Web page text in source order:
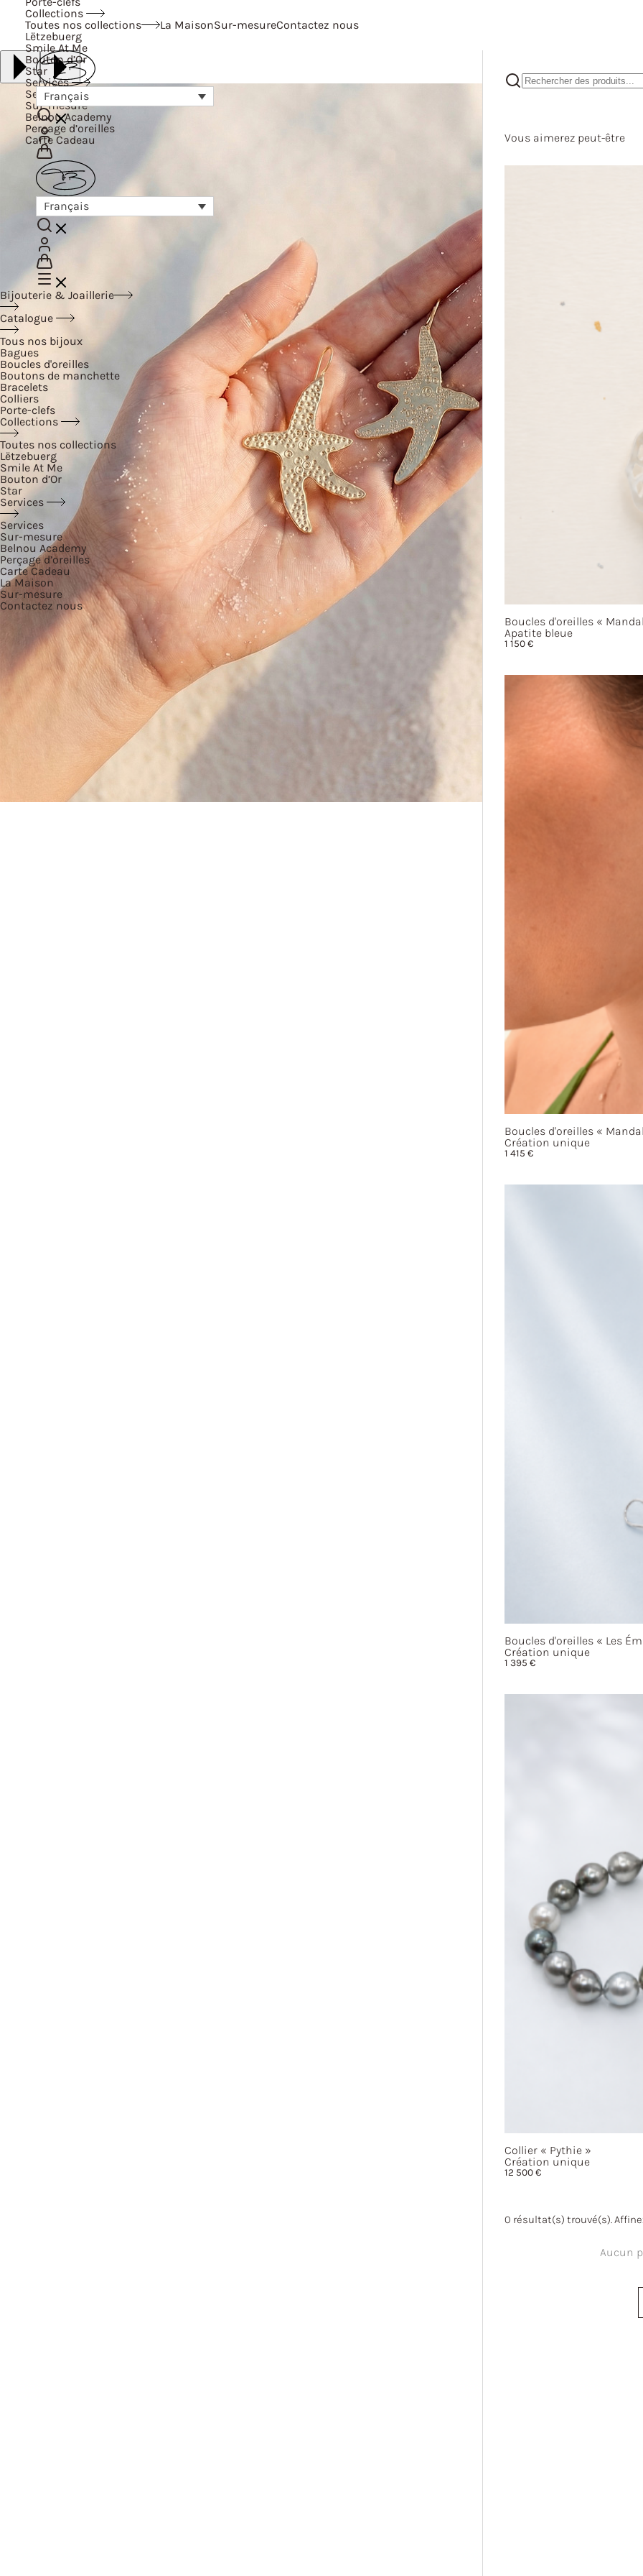
Collections
Toutes nos collections
Lëtzebuerg
Smile At Me
Bouton d’Or
Star
Services
Services
Sur-mesure
Belnou Academy
Perçage d’oreilles
Carte Cadeau
La MaisonSur-mesureContactez nous
Français
Français
Bijouterie & Joaillerie
Catalogue
Tous nos bijoux
Bagues
Boucles d'oreilles
Boutons de manchette
Bracelets
Colliers
Porte-clefs
Collections
Toutes nos collections
Lëtzebuerg
Smile At Me
Bouton d’Or
Star
Services
Services
Sur-mesure
Belnou Academy
Perçage d’oreilles
Carte Cadeau
La Maison
Sur-mesure
Contactez nous
Vous aimerez peut-être
Boucles d'oreilles «
Apatite bleue
1 150€
Boucles d'oreilles «
Création unique
1 415 €
Boucles d'oreilles « Les
Création unique
1 395 €
Collier « Pythie »
Création unique
12 500€
0 résultat(s) trouvé(s).
Aucun